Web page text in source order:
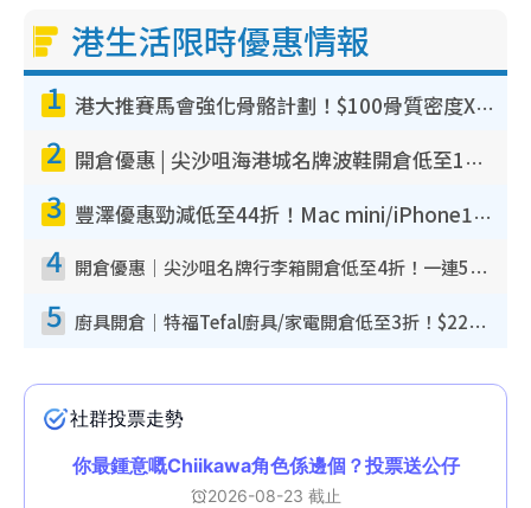
港生活限時優惠情報
1 港大推賽馬會強化骨骼計劃！$100骨質密度X光檢查 完成免費運動訓練送超市禮券！附參加資格
2 開倉優惠 | 尖沙咀海港城名牌波鞋開倉低至1折！On鞋$899起／Joy&Peace鞋履$98起
3 豐澤優惠勁減低至44折！Mac mini/iPhone17Pro大減價！廚房家電$220起
4 開倉優惠｜尖沙咀名牌行李箱開倉低至4折！一連5日 American Tourister/ace./Hallmark $200起！
5 廚具開倉｜特福Tefal廚具/家電開倉低至3折！$220起買平底鍋/炒鑊/湯煲！電飯煲/吸塵機/燙斗$418起